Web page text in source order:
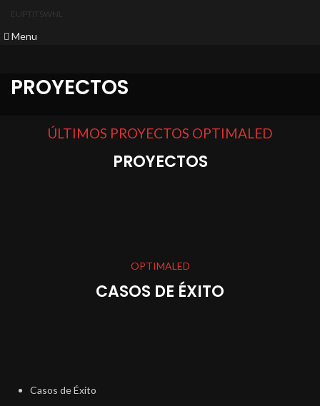
EU PT IT SW NL
Menu
PROYECTOS
ÚLTIMOS PROYECTOS OPTIMALED
PROYECTOS
OPTIMALED
CASOS DE ÉXITO
Casos de Éxito